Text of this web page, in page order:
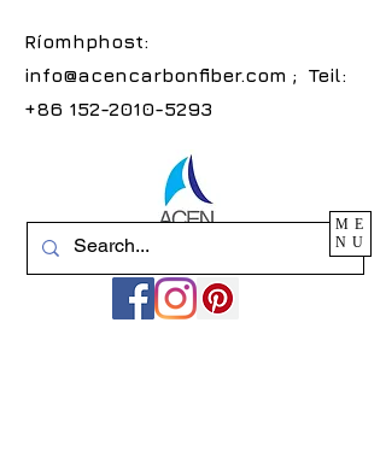
Ríomhphost:
info@acencarbonfiber.com ; Teil:
+86 152-2010-5293
ME
NU